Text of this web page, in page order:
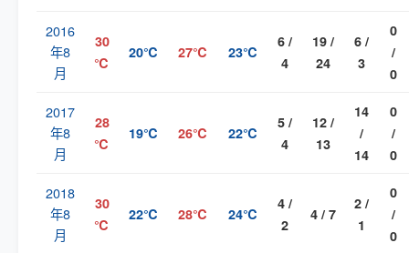
2016
年8
月
30
℃
20℃ 27℃ 23℃
6 /
4
19 /
24
6 /
3
0
/
0
2017
年8
月
28
℃
19℃ 26℃ 22℃
5 /
4
12 /
13
14
/
14
0
/
0
2018
年8
月
30
℃
22℃ 28℃ 24℃
4 /
2
4 / 7
2 /
1
0
/
0